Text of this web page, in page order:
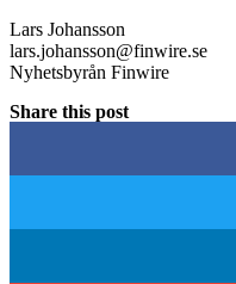
Lars Johansson
lars.johansson@finwire.se
Nyhetsbyrån Finwire
Share this post